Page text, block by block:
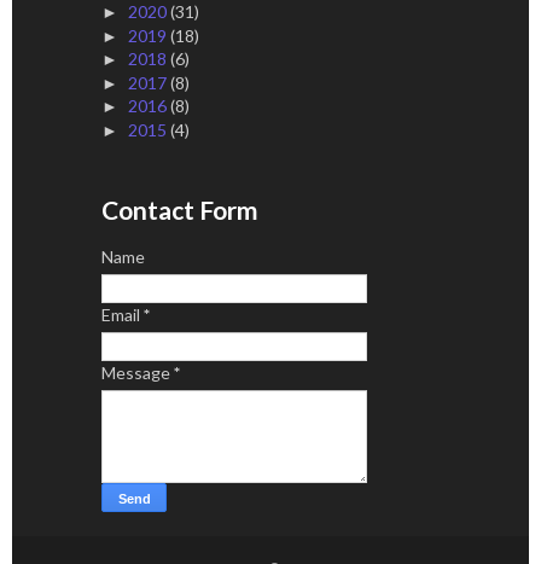
► 2020(31)
► 2019 (18)
► 2018 (6)
► 2017(8)
► 2016(8)
► 2015 (4)
Contact Form
Name
Email *
Message*